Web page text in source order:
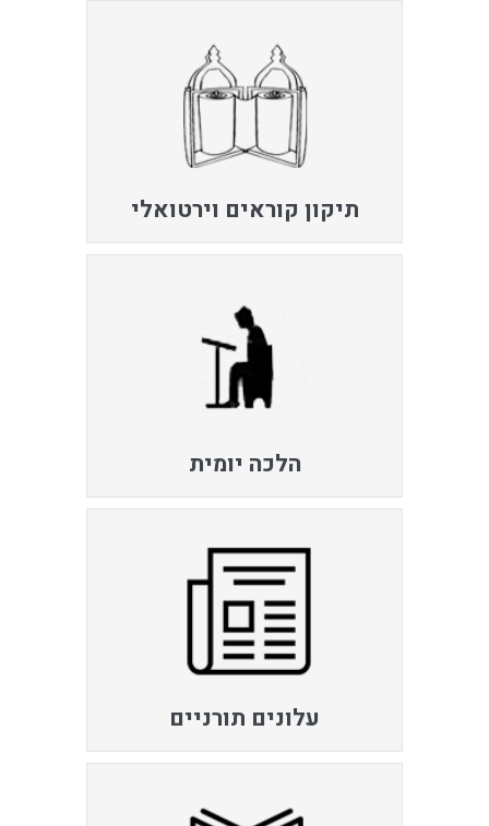
תיקון קוראים וירטואלי
הלכה יומית
עלונים תורניים